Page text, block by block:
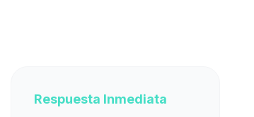
Respuesta Inmediata